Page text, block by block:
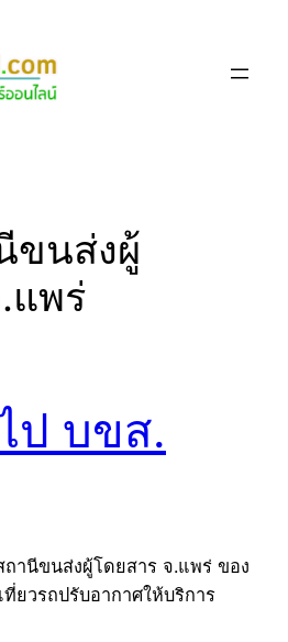
ขนส่งผู้
แพร่
ป บขส.
ถานีขนส่งผู้โดยสาร จ.แพร่ ของ
ยวรถปรับอากาศให้บริการ